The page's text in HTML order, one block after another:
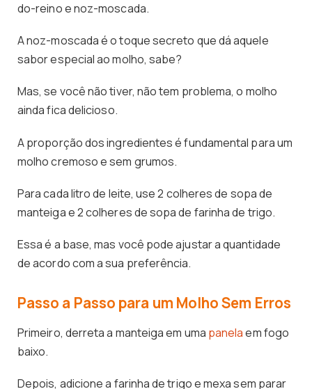
do-reino e noz-moscada.
A noz-moscada é o toque secreto que dá aquele
sabor especial ao molho, sabe?
Mas, se você não tiver, não tem problema, o molho
ainda fica delicioso.
A proporção dos ingredientes é fundamental para um
molho cremoso e sem grumos.
Para cada litro de leite, use 2 colheres de sopa de
manteiga e 2 colheres de sopa de farinha de trigo.
Essa é a base, mas você pode ajustar a quantidade
de acordo com a sua preferência.
Passo a Passo para um Molho Sem Erros
Primeiro, derreta a manteiga em uma panelaem fogo
baixo.
Depois, adicione a farinha de trigo e mexa sem parar